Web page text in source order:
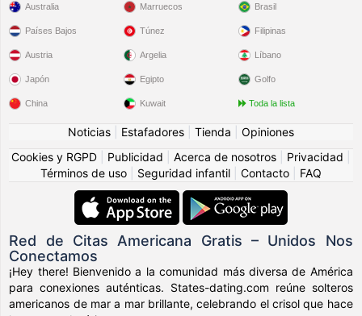
Australia
Países Bajos
Austria
Japón
China
Marruecos
Túnez
Argelia
Egipto
Kuwait
Brasil
Filipinas
Líbano
Golfo
Toda la lista
Noticias Estafadores Tienda
Opiniones
Cookies y RGPD
Publicidad Acerca de nosotros Privacidad
Términos de uso
Seguridad infantil Contacto FAQ
Red de Citas Americana Gratis – Unidos Nos
Conectamos
¡Hey there! Bienvenido a la comunidad más diversa de América
para conexiones auténticas. States-dating.com reúne solteros
americanos de mar a mar brillante, celebrando el crisol que hace